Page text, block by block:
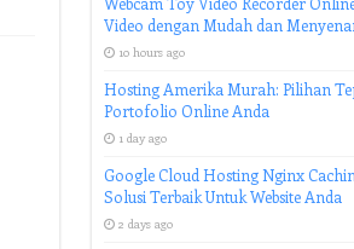
Video dengan Mudah dan
10 hours ago
Hosting Amerika Murah: Pilihan
Portofolio Online Anda
1 day ago
Google Cloud Hosting Nginx
Solusi Terbaik Untuk Website Anda
2 days ago